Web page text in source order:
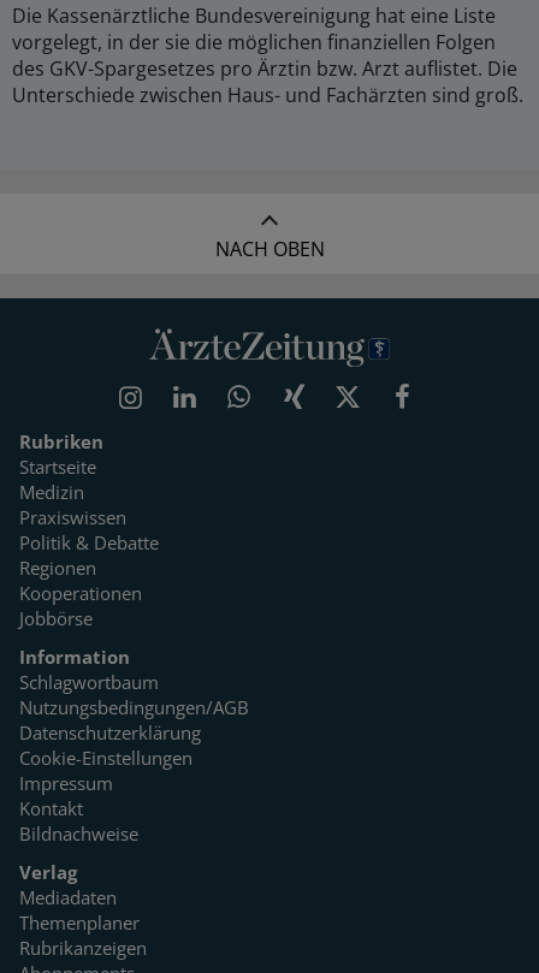
Die Kassenärztliche Bundesvereinigung hat eine Liste
vorgelegt, in der sie die möglichen finanziellen Folgen
des GKV-Spargesetzes pro Ärztin bzw. Arzt auflistet. Die
Unterschiede zwischen Haus- und Fachärzten sind groß.
NACH OBEN
Rubriken
Startseite
Medizin
Praxiswissen
Politik & Debatte
Regionen
Kooperationen
Jobbörse
Information
Schlagwortbaum
Nutzungsbedingungen/AGB
Datenschutzerklärung
Cookie-Einstellungen
Impressum
Kontakt
Bildnachweise
Verlag
Mediadaten
Themenplaner
Rubrikanzeigen